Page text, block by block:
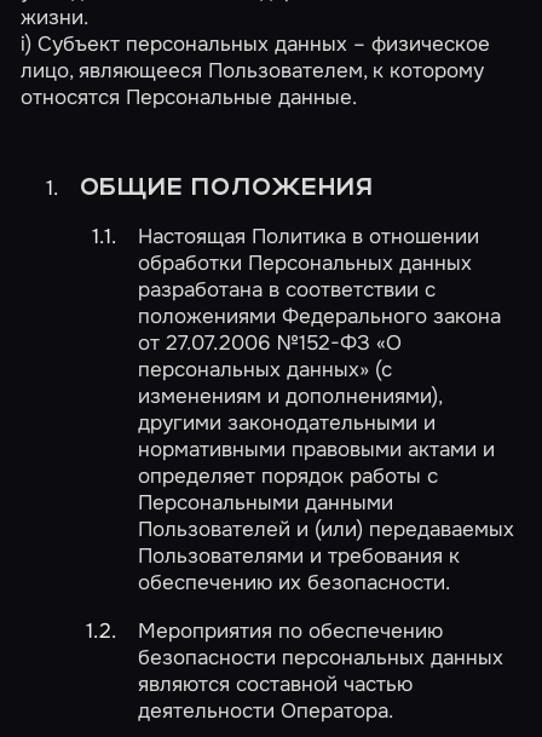
жизни.
i) Субъект персональных данных – физическое
лицо, являющееся Пользователем, к которому
относятся Персональные данные.
ОБЩИЕ ПОЛОЖЕНИЯ
Настоящая Политика в отношении
обработки Персональных данных
разработана в соответствии с
положениями Федерального закона
от 27.07.2006 №152-ФЗ «О
персональных данных» (с
изменениям и дополнениями),
другими законодательными и
нормативными правовыми актами и
определяет порядок работы с
Персональными данными
Пользователей и (или) передаваемых
Пользователями и требования к
обеспечению их безопасности.
Мероприятия по обеспечению
безопасности персональных данных
являются составной частью
деятельности Оператора.